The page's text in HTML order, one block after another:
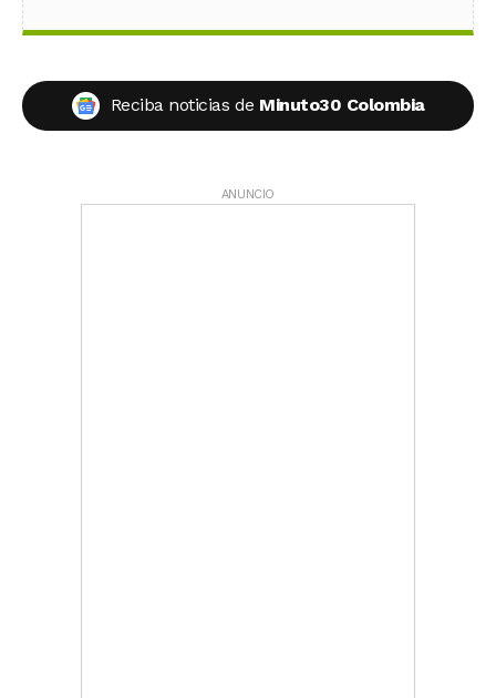
Reciba noticias de Minuto30 Colombia
ANUNCIO